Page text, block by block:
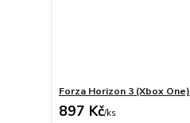
Forza Horizon 3 (Xbox One)
897 Kč/ks